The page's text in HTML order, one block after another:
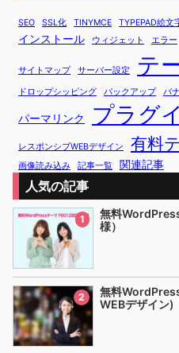
SEO SSL化 TINYMCE TYPEPAD絵文
インストール
ウィジェット エラー
サイトマップ サーバー設定 テ
ドロップシッピング バックアップ バ
パーマリンク プラグ
レスポンシブWEBデザイン 有料
画像読み込み 記事一覧 関連記事
人気の記事
1
無料
様）
2
無料
WEBデザイン)